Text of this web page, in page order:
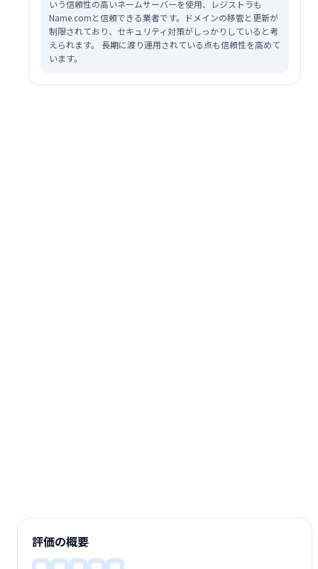
いう信頼性の高いネームサーバーを使用、レジストラも
Name.comと信頼できる業者です。ドメインの移管と更新が
制限されており、セキュリティ対策がしっかりしていると考
えられます。 長期に渡り運用されている点も信頼性を高めて
います。
評価の概要